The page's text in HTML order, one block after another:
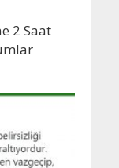
2 Saat